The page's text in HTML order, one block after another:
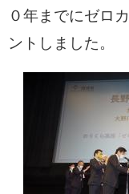
０年までにゼロ
ントしました。